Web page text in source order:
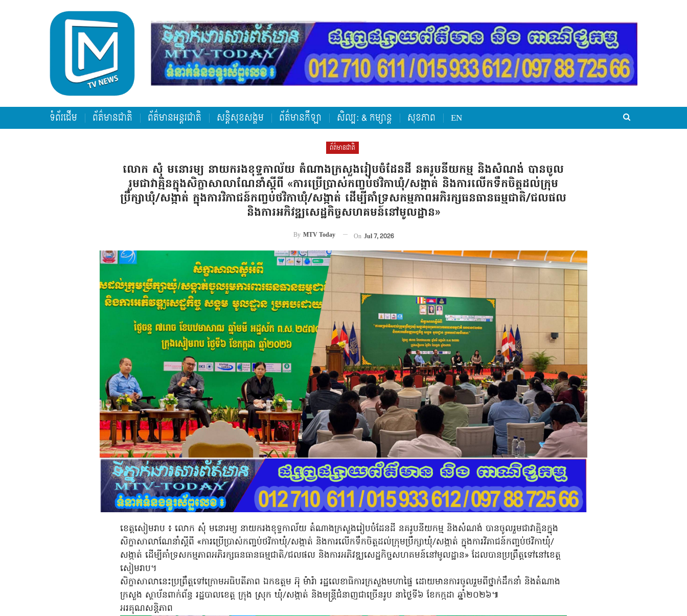
ទំព័រដើម ព័ត៌មានជាតិ ព័ត៌មានអន្តរជាតិ សន្តិសុខសង្គម ព័ត៌មានកីឡា សិល្ប: & កម្សាន្ត សុខភាព EN
ព័ត៌មានជាតិ
លោក សុំ មនោរម្យ នាយករងខុទ្ទកាល័យ តំណាងក្រសួងរៀបចំដែនដី នគរូបនីយកម្ម និងសំណង់ បានចូល
រួមជាវាគ្មិនក្នុងសិក្ខាសាលាណែនាំស្តីពី «ការប្រើប្រាស់កញ្ចប់ថវិកាឃុំ/សង្កាត់ និងការលើកទឹកចិត្តដល់ក្រុម
ប្រឹក្សាឃុំ/សង្កាត់ ក្នុងការវិភាជន៍កញ្ចប់ថវិកាឃុំ/សង្កាត់ ដើម្បីគាំទ្រសកម្មភាពអភិរក្សធនធានធម្មជាតិ/ជលផល
និងការអភិវឌ្ឍសេដ្ឋកិច្ចសហគមន៍នៅមូលដ្ឋាន»
By MTV Today On Jul 7, 2026
ខេត្តសៀមរាប ៖ លោក សុំ មនោរម្យ នាយករងខុទ្ទកាល័យ តំណាងក្រសួងរៀបចំដែនដី នគរូបនីយកម្ម និងសំណង់ បានចូលរួមជាវាគ្មិនក្នុង
សិក្ខាសាលាណែនាំស្តីពី «ការប្រើប្រាស់កញ្ចប់ថវិកាឃុំ/សង្កាត់ និងការលើកទឹកចិត្តដល់ក្រុមប្រឹក្សាឃុំ/សង្កាត់ ក្នុងការវិភាជន៍កញ្ចប់ថវិកាឃុំ/
សង្កាត់ ដើម្បីគាំទ្រសកម្មភាពអភិរក្សធនធានធម្មជាតិ/ជលផល និងការអភិវឌ្ឍសេដ្ឋកិច្ចសហគមន៍នៅមូលដ្ឋាន» ដែលបានប្រព្រឹត្តទៅនៅខេត្ត
សៀមរាប។
សិក្ខាសាលានេះប្រព្រឹត្តទៅក្រោមអធិបតីភាព ឯកឧត្តម អ៊ុ ម៉ារ៉ា រដ្ឋលេខាធិការក្រសួងមហាផ្ទៃ ដោយមានការចូលរួមពីថ្នាក់ដឹកនាំ និងតំណាង
ក្រសួង ស្ថាប័នពាក់ព័ន្ធ រដ្ឋបាលខេត្ត ក្រុង ស្រុក ឃុំ/សង្កាត់ និងមន្ត្រីជំនាញជាច្រើនរូប នាថ្ងៃ​ទី​៦ ខែ​កក្កដា ឆ្នាំ​២០២៦៕
អរគុណសន្តិភាព